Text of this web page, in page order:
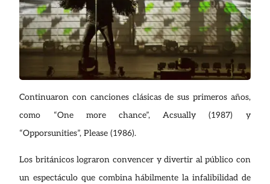
Continuaron con canciones clásicas de sus primeros años,
como “One more chance”, Acsually (1987) y
“Opporsunities”, Please (1986).
Los británicos lograron convencer y divertir al público con
un espectáculo que combina hábilmente la infalibilidad de